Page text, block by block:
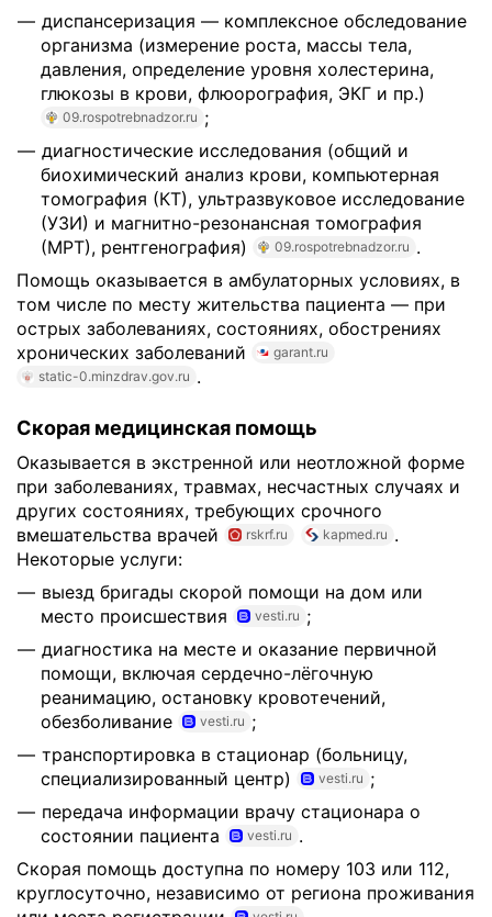
диспансеризация — комплексное обследование
организма (измерение роста, массы тела,
давления, определение уровня холестерина,
глюкозы в крови, флюорография, ЭКГ и пр.)
09.rospotrebnadzor.ru ;
диагностические исследования (общий и
биохимический анализ крови, компьютерная
томография (КТ), ультразвуковое исследование
(УЗИ) и магнитно-резонансная томография
(МРТ), рентгенография)
09.rospotrebnadzor.ru .
Помощь оказывается в амбулаторных условиях, в
том числе по месту жительства пациента — при
острых заболеваниях, состояниях, обострениях
хронических заболеваний
garant.ru
static-0.minzdrav.gov.ru .
Скорая медицинская помощь
Оказывается в экстренной или неотложной форме
при заболеваниях, травмах, несчастных случаях и
других состояниях, требующих срочного
вмешательства врачей
rskrf.ru kapmed.ru .
Некоторые услуги:
выезд бригады скорой помощи на дом или
место происшествия
vesti.ru ;
диагностика на месте и оказание первичной
помощи, включая сердечно-лёгочную
реанимацию, остановку кровотечений,
обезболивание
vesti.ru ;
транспортировка в стационар (больницу,
специализированный центр)
vesti.ru ;
передача информации врачу стационара о
состоянии пациента
vesti.ru .
Скорая помощь доступна по номеру 103 или 112,
круглосуточно, независимо от региона проживания